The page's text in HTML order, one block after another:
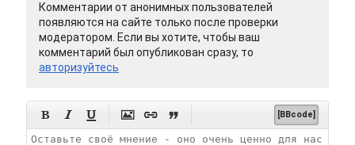
Комментарии от анонимных пользователей
появляются на сайте только после проверки
модератором. Если вы хотите, чтобы ваш
комментарий был опубликован сразу, то
авторизуйтесь
      [BBcode]